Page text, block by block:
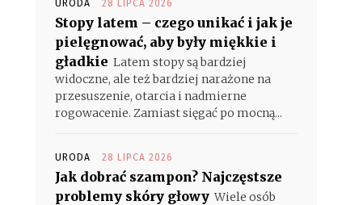
URODA 28 LIPCA 2026
Stopy latem – czego unikać i jak je
pielęgnować, aby były miękkie i
gładkie Latem stopy są bardziej
widoczne, ale też bardziej narażone na
przesuszenie, otarcia i nadmierne
rogowacenie. Zamiast sięgać po mocną...
URODA 28 LIPCA 2026
Jak dobrać szampon? Najczęstsze
problemy skóry głowy Wiele osób